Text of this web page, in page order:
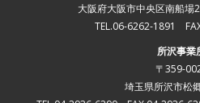
大阪府大阪市中央区南船
TEL.06-6262-1891
所沢事業
〒359-
埼玉県所沢市松